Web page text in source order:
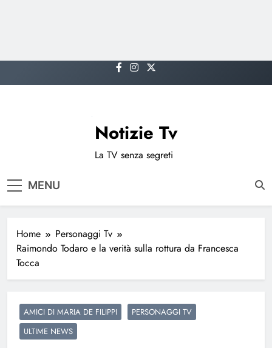
to
Notizie Tv
La TV senza segreti
MENU
Home
Personaggi Tv
Raimondo Todaro e la verità sulla rottura da Francesca
Tocca
AMICI DI MARIA DE FILIPPI
PERSONAGGI TV
ULTIME NEWS